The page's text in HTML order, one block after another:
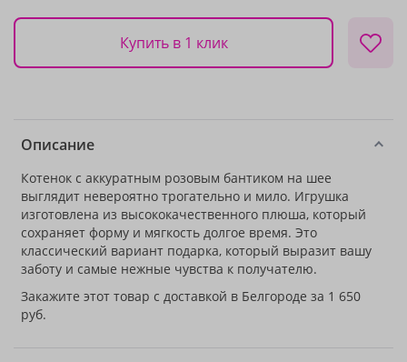
Купить в 1 клик
Описание
Котенок с аккуратным розовым бантиком на шее
выглядит невероятно трогательно и мило. Игрушка
изготовлена из высококачественного плюша, который
сохраняет форму и мягкость долгое время. Это
классический вариант подарка, который выразит вашу
заботу и самые нежные чувства к получателю.
Закажите этот товар с доставкой в Белгороде за 1 650
руб.